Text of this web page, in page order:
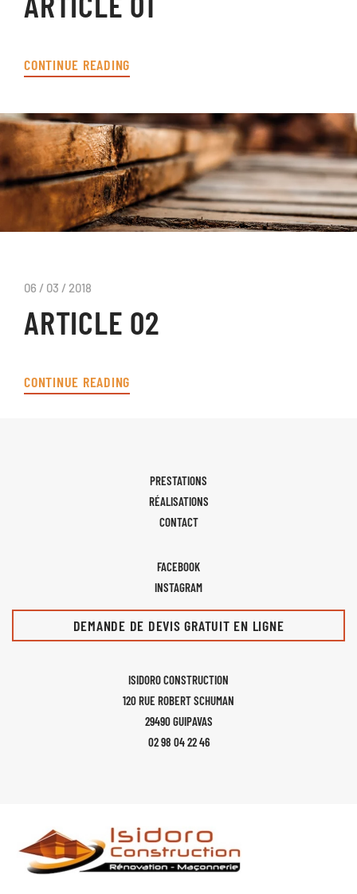
CONTINUE READING
06 / 03 / 2018
ARTICLE 02
CONTINUE READING
PRESTATIONS
RÉALISATIONS
CONTACT
FACEBOOK
INSTAGRAM
DEMANDE DE DEVIS GRATUIT EN LIGNE
ISIDORO CONSTRUCTION
120 RUE ROBERT SCHUMAN
29490 GUIPAVAS
02 98 04 22 46